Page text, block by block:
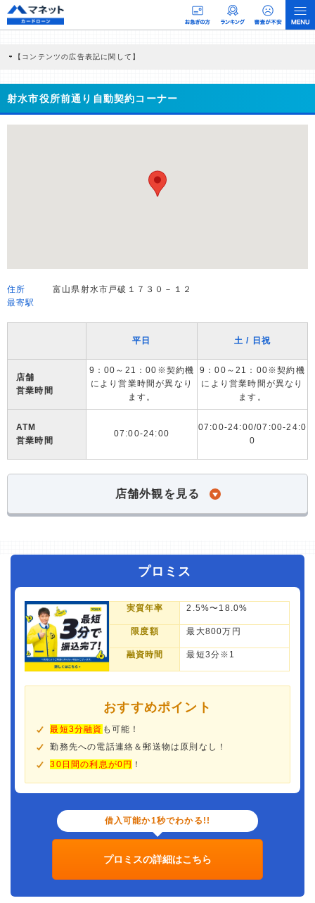
【コンテンツの広告表記に関して】
商品を根拠なくPRするものではなく、当編集部の調査／ユーザーへの口コミ収集な
どに基づき、公平性を担保した情報提供を行っています。
>提携企業一覧
射水市役所前通り自動契約コーナー
住所
富山県射水市戸破１７３０－１２
最寄駅
平日 土 / 日祝
店舗
営業時間
9：00～21：00※契約機
により営業時間が異なり
ます。
9：00～21：00※契約機
により営業時間が異なり
ます。
ATM
営業時間
07:00-24:00
07:00-24:00/07:00-24:0
0
店舗外観を見る
プロミス
実質年率 2.5%〜18.0%
限度額 最大800万円
融資時間 最短3分※1
おすすめポイント
最短3分融資 も可能！
勤務先への電話連絡＆郵送物は原則なし！
30日間の利息が0円 ！
借入可能か1秒でわかる!!
プロミスの詳細はこちら